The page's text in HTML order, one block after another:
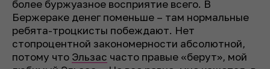
более буржуазное восприятие всего. В
Бержераке денег поменьше – там нормальные
ребята-троцкисты побеждают. Нет
стопроцентной закономерности абсолютной,
потому что Эльзас часто правые «берут», мой